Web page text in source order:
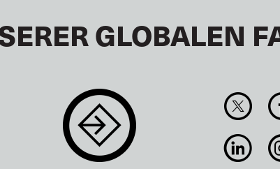
GLOBALEN